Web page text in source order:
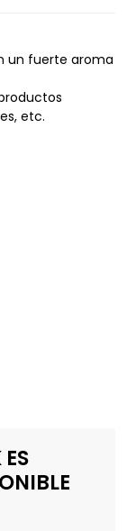
un fuerte aroma
etc.